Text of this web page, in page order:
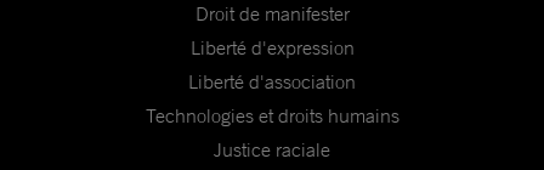
Droit de manifester
Liberté d'expression
Liberté d'association
Technologies et droits humains
Justice raciale